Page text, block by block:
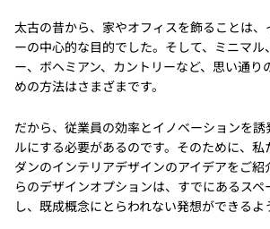
太古の昔から、家やオフィスを飾ることは
ーの中心的な目的でした。そして、ミニマル
ー、ボヘミアン、カントリーなど、思い通り
めの方法はさまざまです。
だから、従業員の効率とイノベーションを
ルにする必要があるのです。そのために、
ダンのインテリアデザインのアイデアをご
らのデザインオプションは、すでにあるスペ
し、既成概念にとらわれない発想ができるよ